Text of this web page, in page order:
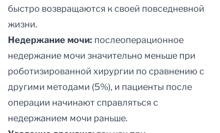
быстро возвращаются к своей повседневной
жизни.
Недержание мочи: послеоперационное
недержание мочи значительно меньше при
роботизированной хирургии по сравнению с
другими методами (5%), и пациенты после
операции начинают справляться с
недержанием мочи раньше.